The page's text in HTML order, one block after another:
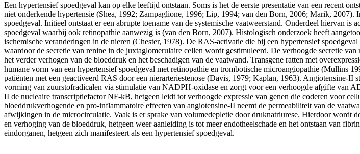
Een hypertensief spoedgeval kan op elke leeftijd ontstaan. Soms is het de eerste presentatie van een recent
niet onderkende hypertensie (Shea, 1992; Zampaglione, 1996; Lip, 1994; van den Born, 2006; Marik,
spoedgeval. Initieel ontstaat er een abrupte toename van de systemische vaatweerstand. Onderdeel hiervan
spoedgeval waarbij ook retinopathie aanwezig is (van den Born, 2007). Histologisch onderzoek heeft
ischemische veranderingen in de nieren (Chester, 1978). De RAS-activatie die bij een hypertensief
waardoor de secretie van renine in de juxtaglomerulaire cellen wordt gestimuleerd. De verhoogde secretie
het verder verhogen van de bloeddruk en het beschadigen van de vaatwand. Transgene ratten met
humane vorm van een hypertensief spoedgeval met retinopathie en trombotische microangiopathie (Mullins
patiënten met een geactiveerd RAS door een nierarteriestenose (Davis, 1979; Kaplan, 1963). Angiotensine-
vorming van zuurstofradicalen via stimulatie van NADPH-oxidase en zorgt voor een verhoogde afgifte van
II de nucleaire transcriptiefactor NF-kB, hetgeen leidt tot verhoogde expressie van genen die coderen voor
bloeddrukverhogende en pro-inflammatoire effecten van angiotensine-II neemt de permeabiliteit van de
afwijkingen in de microcirculatie. Vaak is er sprake van volumedepletie door druknatriurese. Hierdoor wordt
en verhoging van de bloeddruk, hetgeen weer aanleiding is tot meer endotheelschade en het ontstaan van
eindorganen, hetgeen zich manifesteert als een hypertensief spoedgeval.